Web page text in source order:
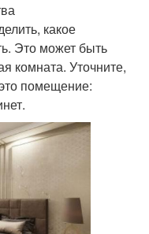
какое
Это может быть
комната. Уточните,
помещение: